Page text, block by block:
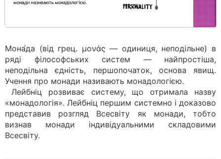
Мона́да (від грец. μονάς — одиниця, неподільне) в
ряді філософських систем — найпростіша,
неподільна єдність, першопочаток, основа явищ.
Учення про монади називають монадологією.
Лейбніц розвиває систему, що отримала назву
«монадологія». Лейбніц першим системно і доказово
представив розгляд Всесвіту як монади, тобто
визнав монади індивідуальними складовими
Всесвіту.